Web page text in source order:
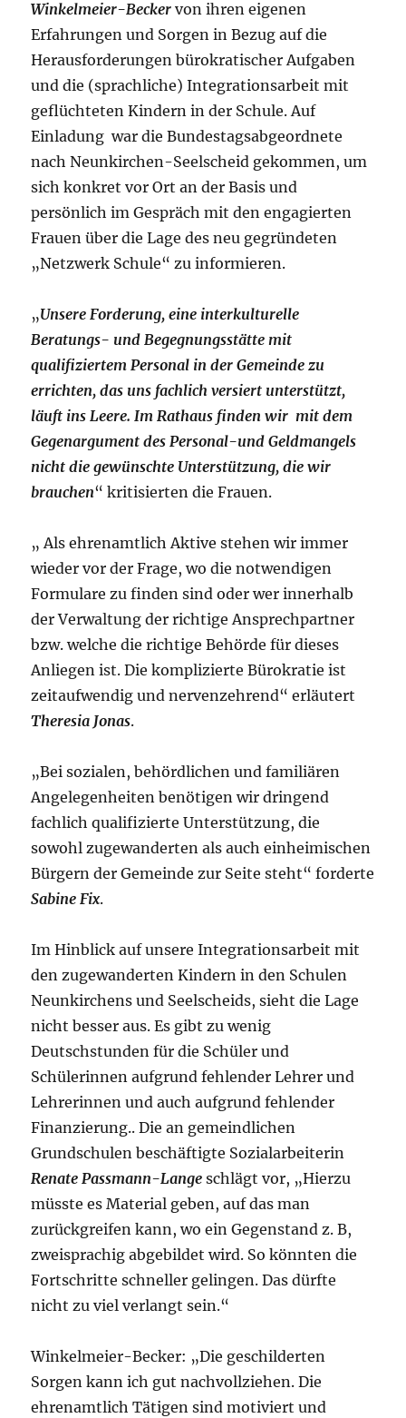
Winkelmeier-Becker von ihren eigenen
Erfahrungen und Sorgen in Bezug auf die
Herausforderungen bürokratischer Aufgaben
und die (sprachliche) Integrationsarbeit mit
geflüchteten Kindern in der Schule. Auf
Einladung war die Bundestagsabgeordnete
nach Neunkirchen-Seelscheid gekommen, um
sich konkret vor Ort an der Basis und
persönlich im Gespräch mit den engagierten
Frauen über die Lage des neu gegründeten
„Netzwerk Schule“ zu informieren.
„Unsere Forderung, eine interkulturelle
Beratungs- und Begegnungsstätte mit
qualifiziertem Personal in der Gemeinde zu
errichten, das uns fachlich versiert unterstützt,
läuft ins Leere. Im Rathaus finden wir mit dem
Gegenargument des Personal-und Geldmangels
nicht die gewünschte Unterstützung, die wir
brauchen“ kritisierten die Frauen.
„ Als ehrenamtlich Aktive stehen wir immer
wieder vor der Frage, wo die notwendigen
Formulare zu finden sind oder wer innerhalb
der Verwaltung der richtige Ansprechpartner
bzw. welche die richtige Behörde für dieses
Anliegen ist. Die komplizierte Bürokratie ist
zeitaufwendig und nervenzehrend“ erläutert
Theresia Jonas.
„Bei sozialen, behördlichen und familiären
Angelegenheiten benötigen wir dringend
fachlich qualifizierte Unterstützung, die
sowohl zugewanderten als auch einheimischen
Bürgern der Gemeinde zur Seite steht“ forderte
Sabine Fix.
Im Hinblick auf unsere Integrationsarbeit mit
den zugewanderten Kindern in den Schulen
Neunkirchens und Seelscheids, sieht die Lage
nicht besser aus. Es gibt zu wenig
Deutschstunden für die Schüler und
Schülerinnen aufgrund fehlender Lehrer und
Lehrerinnen und auch aufgrund fehlender
Finanzierung.. Die an gemeindlichen
Grundschulen beschäftigte Sozialarbeiterin
Renate Passmann-Lange schlägt vor, „Hierzu
müsste es Material geben, auf das man
zurückgreifen kann, wo ein Gegenstand z. B,
zweisprachig abgebildet wird. So könnten die
Fortschritte schneller gelingen. Das dürfte
nicht zu viel verlangt sein.“
Winkelmeier-Becker: „Die geschilderten
Sorgen kann ich gut nachvollziehen. Die
ehrenamtlich Tätigen sind motiviert und